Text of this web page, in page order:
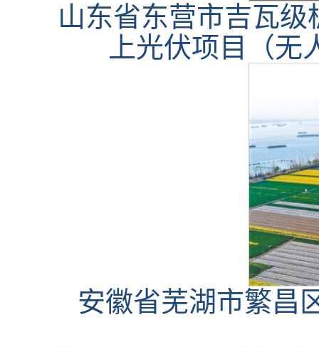
山东省东营市吉瓦
上光伏项目（
安徽省芜湖市繁昌